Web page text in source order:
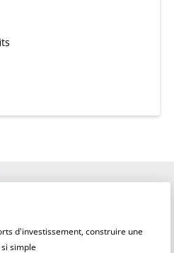
d'investissement, construire une
simple